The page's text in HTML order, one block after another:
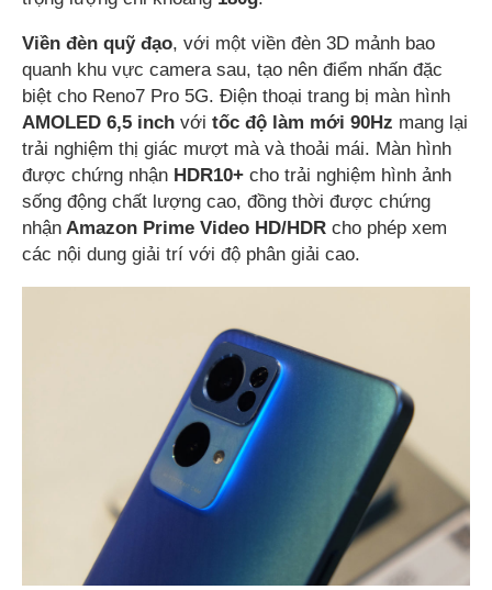
Viền đèn quỹ đạo, với một viền đèn 3D mảnh bao
quanh khu vực camera sau, tạo nên điểm nhấn đặc
biệt cho Reno7 Pro 5G. Điện thoại trang bị màn hình
AMOLED 6,5 inch với tốc độ làm mới 90Hz mang lại
trải nghiệm thị giác mượt mà và thoải mái. Màn hình
được chứng nhận HDR10+ cho trải nghiệm hình ảnh
sống động chất lượng cao, đồng thời được chứng
nhận Amazon Prime Video HD/HDR cho phép xem
các nội dung giải trí với độ phân giải cao.